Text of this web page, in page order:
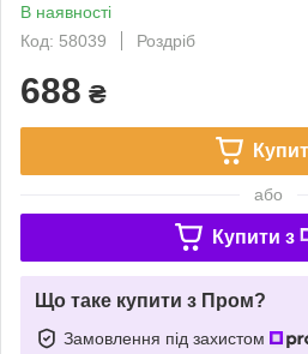
В наявності
Код: 58039
Роздріб
688 ₴
або
Купити з
Що таке купити з Пром?
Замовлення під захистом